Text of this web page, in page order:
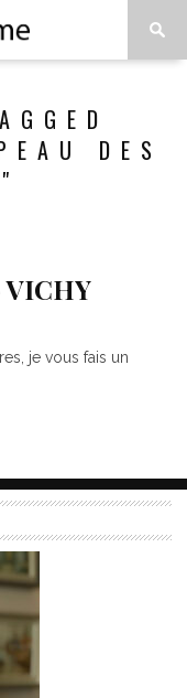
DES
je vous fais un